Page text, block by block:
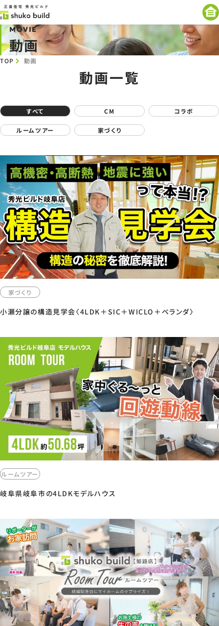
MOVIE
動画
TOP 動画
動画一覧
すべて CM コラボ
ルームツアー 家づくり
家づくり
小瀬分譲の構造見学会〈4LDK＋SIC＋WICLO＋ベランダ〉
ルームツアー
岐阜県岐阜市の4LDKモデルハウス